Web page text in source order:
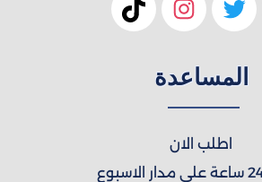
المساعدة
اطلب الان